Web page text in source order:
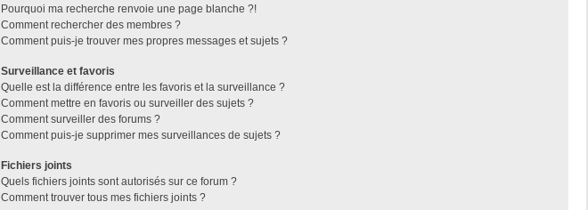
Pourquoi ma recherche renvoie une page blanche ?!
Comment rechercher des membres ?
Comment puis-je trouver mes propres messages et sujets ?
Surveillance et favoris
Quelle est la différence entre les favoris et la surveillance ?
Comment mettre en favoris ou surveiller des sujets ?
Comment surveiller des forums ?
Comment puis-je supprimer mes surveillances de sujets ?
Fichiers joints
Quels fichiers joints sont autorisés sur ce forum ?
Comment trouver tous mes fichiers joints ?